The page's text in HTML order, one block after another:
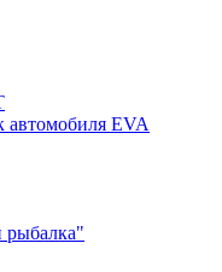
автомобиля EVA
рыбалка"